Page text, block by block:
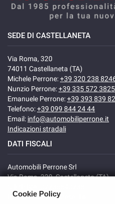
SEDE DI CASTELLANETA
Via Roma, 320
74011 Castellaneta (TA)
Michele Perrone:+39 320 238
Nunzio Perrone:+39 335 572 3825
Emanuele Perrone:+39 393 839
Telefono:+39 099 844 24 44
Email: info@automobiliperrone.it
Indicazioni stradali
DATI FISCALI
Automobili Perrone Srl
Via Roma, 320, Castellaneta (TA)
Registro delle imprese: TA
Cookie Policy